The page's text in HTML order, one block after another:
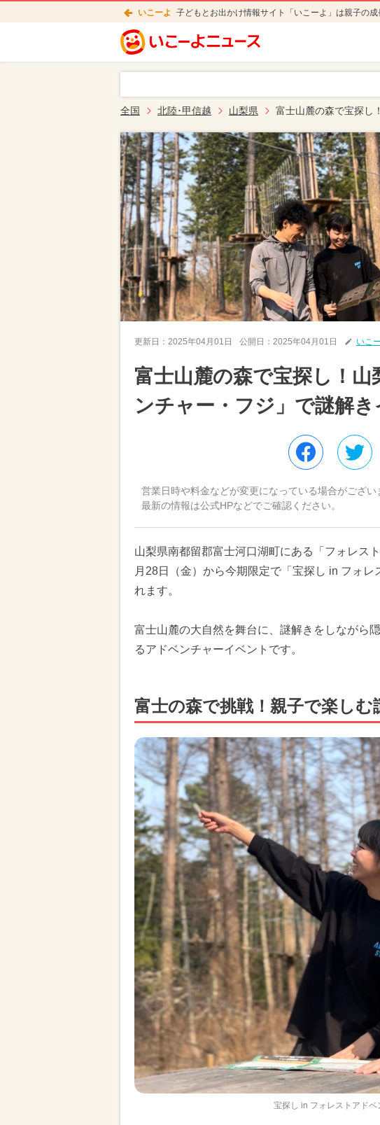
いこーよ 子どもとお出かけ情報サイト「いこーよ」は親子の成
全国 北陸･甲信越 山梨県 富士山麓の森で宝探し
更新日： 2025年04月01日 公開日： 2025年04月01日 いこ
富士山麓の森で宝探し！
ンチャー・フジ」で謎解
営業日時や料金などが変更になっている場合がござい
最新の情報は公式HPなどでご確認ください。
山梨県南都留郡富士河口湖町にある「フォレス
月28日（金）から今期限定で「宝探し in フォ
れます。
富士山麓の大自然を舞台に、謎解きをしながら
るアドベンチャーイベントです。
富士の森で挑戦！親子で楽しむ
宝探し in フォレストアドベ